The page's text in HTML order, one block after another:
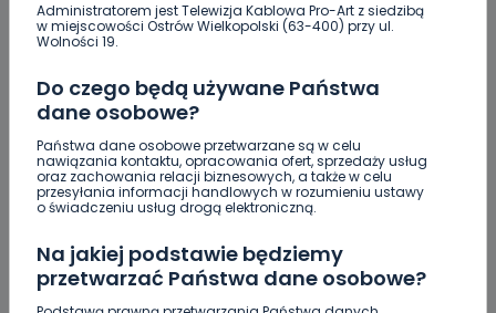
Administratorem jest Telewizja Kablowa Pro-Art z siedzibą
w miejscowości Ostrów Wielkopolski (63-400) przy ul.
Wolności 19.
Do czego będą używane Państwa
dane osobowe?
Państwa dane osobowe przetwarzane są w celu
nawiązania kontaktu, opracowania ofert, sprzedaży usług
oraz zachowania relacji biznesowych, a także w celu
przesyłania informacji handlowych w rozumieniu ustawy
o świadczeniu usług drogą elektroniczną.
Na jakiej podstawie będziemy
przetwarzać Państwa dane osobowe?
Wielkopolanie coraz częściej wybierają pociągi.
Blisko 30 narodowości w jednej gminie. Ilu
faktycznie cudzoziemców zamieszkuje Mikstat?
Co się stanie z bluszczem na II LO? [WIDEO]
Upały i burze. Porady dla właścicieli zwierząt
Raulin, Witkowska, Marciniak, Kowalska. "Odyseja